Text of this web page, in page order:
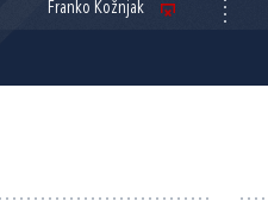
Franko Kožnjak